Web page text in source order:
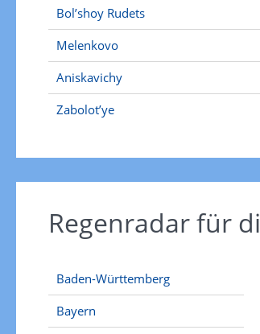
Bol’shoy Rudets
Melenkovo
Aniskavichy
Zabolot’ye
Regenradar für
Baden-Württemberg
Bayern